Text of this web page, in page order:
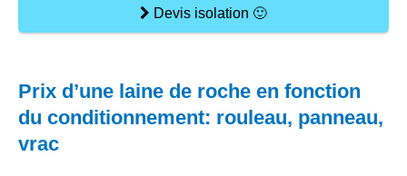
Devis isolation 🙂
Prix d’une laine de roche en fonction
du conditionnement: rouleau, panneau,
vrac